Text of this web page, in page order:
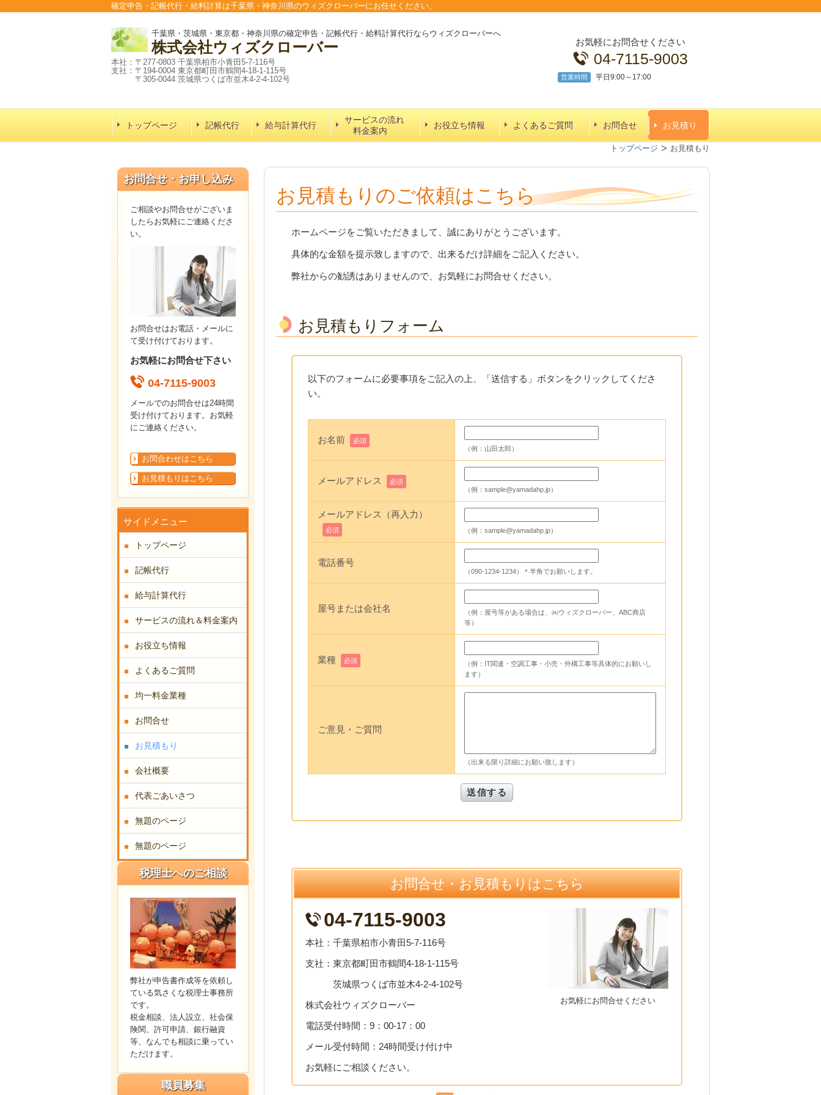
確定申告・記帳代行・給料計算は千葉県・神奈川県のウィズクローバーにお任せください。
千葉県・茨城県・東京都・神奈川県の確定申告・記帳代行・給料計算代行ならウィズクローバーへ
株式会社ウィズクローバー
本社：〒277-0803 千葉県柏市小青田5-7-116号
支社：〒194-0004 東京都町田市鶴間4-18-1-115号
〒305-0044 茨城県つくば市並木4-2-4-102号
お気軽にお問合せください
04-7115-9003
営業時間 平日9:00～17:00
トップページ 記帳代行 給与計算代行
サービスの流れ
料金案内
お役立ち情報 よくあるご質問 お問合せ お見積り
トップページ お見積もり
お見積もりのご依頼はこちら
ホームページをご覧いただきまして、誠にありがとうございます。
具体的な金額を提示致しますので、出来るだけ詳細をご記入ください。
弊社からの勧誘はありませんので、お気軽にお問合せください。
お見積もりフォーム
以下のフォームに必要事項をご記入の上、「送信する」ボタンをクリックしてくださ
い。
お名前
必須
（例：山田太郎）
メールアドレス
必須
（例：sample@yamadahp.jp）
メールアドレス（再入力）
必須 （例：sample@yamadahp.jp）
電話番号
（090-1234-1234）＊半角でお願いします。
屋号または会社名
（例：屋号等がある場合は、㈱ウィズクローバー、ABC商店
等）
業種 必須
（例：IT関連・空調工事・小売・外構工事等具体的にお願いし
ます）
ご意見・ご質問
（出来る限り詳細にお願い致します）
お問合せ・お見積もりはこちら
お気軽にお問合せください
04-7115-9003
本社：千葉県柏市小青田5-7-116号
支社：東京都町田市鶴間4-18-1-115号
茨城県つくば市並木4-2-4-102号
株式会社ウィズクローバー
電話受付時間：9：00-17：00
メール受付時間：24時間受け付け中
お気軽にご相談ください。
お問合せ・お申し込み
ご相談やお問合せがございま
したらお気軽にご連絡くださ
い。
お問合せはお電話・メールに
て受け付けております。
お気軽にお問合せ下さい
04-7115-9003
メールでのお問合せは24時間
受け付けております。お気軽
にご連絡ください。
お問合わせはこちら
お見積もりはこちら
サイドメニュー
トップページ
記帳代行
給与計算代行
サービスの流れ＆料金案内
お役立ち情報
よくあるご質問
均一料金業種
お問合せ
お見積もり
会社概要
代表ごあいさつ
無題のページ
無題のページ
税理士へのご相談
弊社が申告書作成等を依頼し
ている気さくな税理士事務所
です。
税金相談、法人設立、社会保
険関、許可申請、銀行融資
等、なんでも相談に乗ってい
ただけます。
職員募集